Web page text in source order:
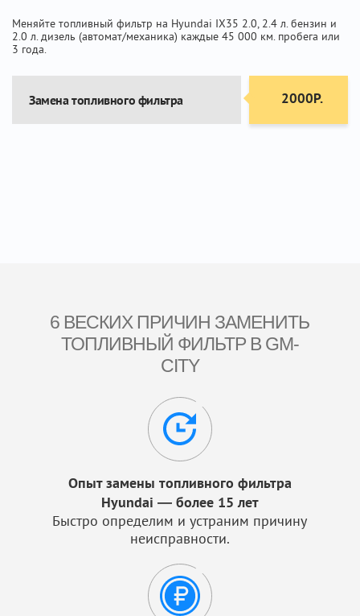
Меняйте топливный фильтр на Hyundai IX35 2.0, 2.4 л. бензин и
2.0 л. дизель (автомат/механика) каждые 45 000 км. пробега или
3 года.
Замена топливного фильтра 2000Р.
6 ВЕСКИХ ПРИЧИН ЗАМЕНИТЬ
ТОПЛИВНЫЙ ФИЛЬТР В GM-
CITY
Опыт замены топливного фильтра
Hyundai — более 15 лет
Быстро определим и устраним причину
неисправности.